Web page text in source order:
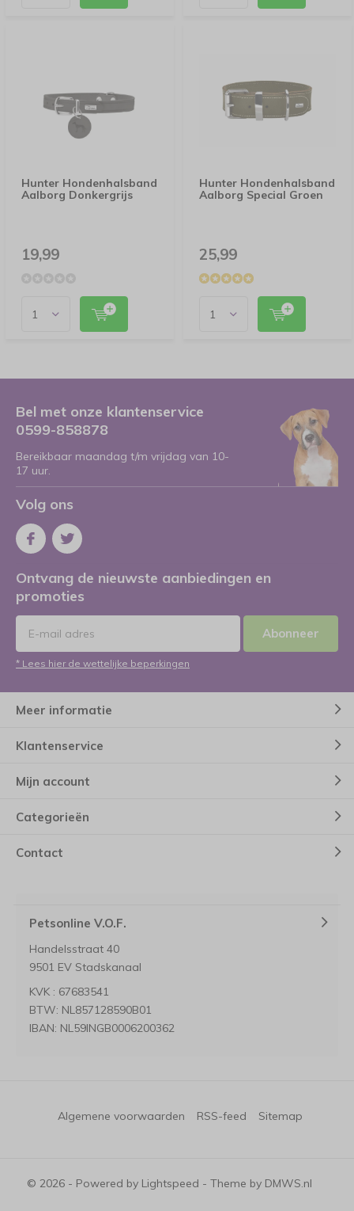
Hunter Hondenhalsband
Aalborg Donkergrijs
19,99
Hunter Hondenhalsband
Aalborg Special Groen
25,99
Bel met onze klantenservice
0599-858878
Bereikbaar maandag t/m vrijdag van 10-
17 uur.
Volg ons
Ontvang de nieuwste aanbiedingen en
promoties
Abonneer
* Lees hier de wettelijke beperkingen
Meer informatie
Klantenservice
Mijn account
Categorieën
Contact
Petsonline V.O.F.
Handelsstraat 40
9501 EV Stadskanaal
KVK : 67683541
BTW: NL857128590B01
IBAN: NL59INGB0006200362
© 2026 - Powered by Lightspeed - Theme by DMWS.nl
Algemene voorwaarden RSS-feed Sitemap